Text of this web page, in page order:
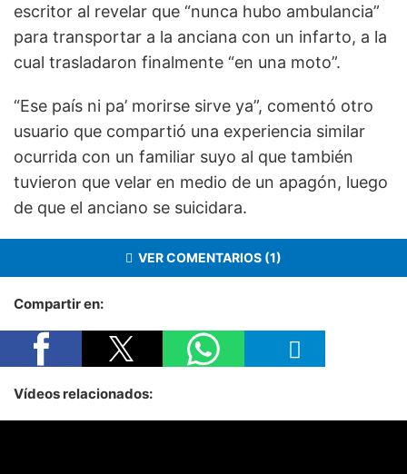
escritor al revelar que “nunca hubo ambulancia”
para transportar a la anciana con un infarto, a la
cual trasladaron finalmente “en una moto”.
“Ese país ni pa’ morirse sirve ya”, comentó otro
usuario que compartió una experiencia similar
ocurrida con un familiar suyo al que también
tuvieron que velar en medio de un apagón, luego
de que el anciano se suicidara.
VER COMENTARIOS (1)
Compartir en:
Vídeos relacionados: